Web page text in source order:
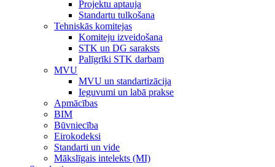
Projektu aptauja
Standartu tulkošana
Tehniskās komitejas
Komiteju izveidošana
STK un DG saraksts
Palīgrīki STK darbam
MVU
MVU un standartizācija
Ieguvumi un labā prakse
Apmācības
BIM
Būvniecība
Eirokodeksi
Standarti un vide
Mākslīgais intelekts (MI)